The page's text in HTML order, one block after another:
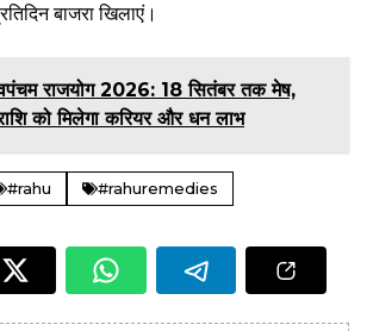
बाजरा खिलाएं।
राजयोग 2026: 18 सितंबर तक मेष,
को मिलेगा करियर और धन लाभ
#rahu #rahuremedies